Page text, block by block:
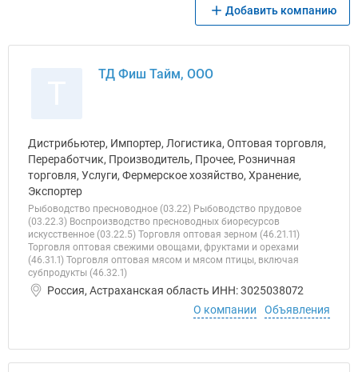
Добавить компанию
ТД Фиш Тайм, ООО
Дистрибьютер, Импортер, Логистика, Оптовая торговля,
Переработчик, Производитель, Прочее, Розничная
торговля, Услуги, Фермерское хозяйство, Хранение,
Экспортер
Рыбоводство пресноводное (03.22) Рыбоводство прудовое
(03.22.3) Воспроизводство пресноводных биоресурсов
искусственное (03.22.5) Торговля оптовая зерном (46.21.11)
Торговля оптовая свежими овощами, фруктами и орехами
(46.31.1) Торговля оптовая мясом и мясом птицы, включая
субпродукты (46.32.1)
Россия, Астраханская область ИНН: 3025038072
О компании
Объявления